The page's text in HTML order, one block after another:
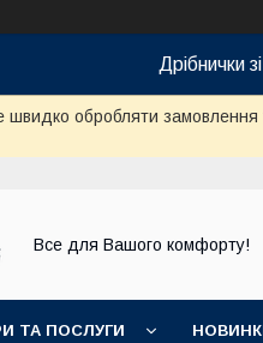
Дрібнички
швидко обробляти замовлення
Все для Вашого комфорту!
ТА ПОСЛУГИ